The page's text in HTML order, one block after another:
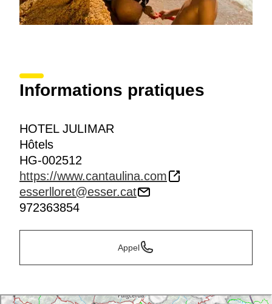
Informations pratiques
HOTEL JULIMAR
Hôtels
HG-002512
https://www.cantaulina.com
esserlloret@esser.cat
972363854
Appel